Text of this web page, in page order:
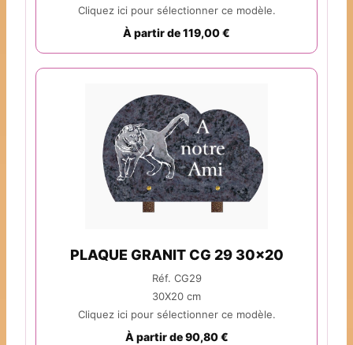
Cliquez ici pour sélectionner ce modèle.
À partir de 119,00 €
PLAQUE GRANIT CG 29 30x20
Réf. CG29
30X20 cm
Cliquez ici pour sélectionner ce modèle.
À partir de 90,80 €